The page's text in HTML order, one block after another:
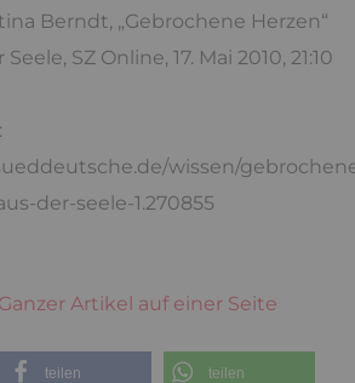
Berndt, „Gebrochene Herzen“
SZ Online, 17. Mai 2010, 21:10
wissen/
der-seele-1.270855
Ganzer Artikel auf einer Seite
teilen teilen